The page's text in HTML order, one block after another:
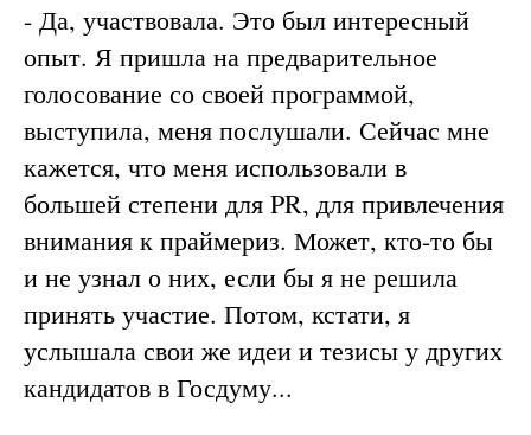
- Да, участвовала. Это был интересный
опыт. Я пришла на предварительное
голосование со своей программой,
выступила, меня послушали. Сейчас мне
кажется, что меня использовали в
большей степени для PR, для привлечения
внимания к праймериз. Может, кто-то бы
и не узнал о них, если бы я не решила
принять участие. Потом, кстати, я
услышала свои же идеи и тезисы у других
кандидатов в Госдуму...